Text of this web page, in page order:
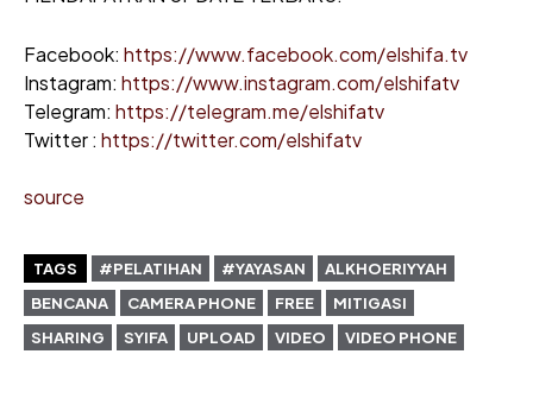
Facebook: https://www.facebook.com/elshifa.tv
Instagram: https://www.instagram.com/elshifatv
Telegram: https://telegram.me/elshifatv
Twitter : https://twitter.com/elshifatv
source
TAGS #PELATIHAN #YAYASAN
ALKHOERIYYAH
BENCANA
CAMERA PHONE FREE
MITIGASI
SHARING
SYIFA UPLOAD VIDEO VIDEO PHONE